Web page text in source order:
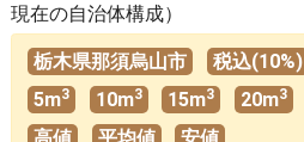
現在の自治体構成）
栃木県那須烏山市
税込(10%)
5m3 10m3 15m3 20m3